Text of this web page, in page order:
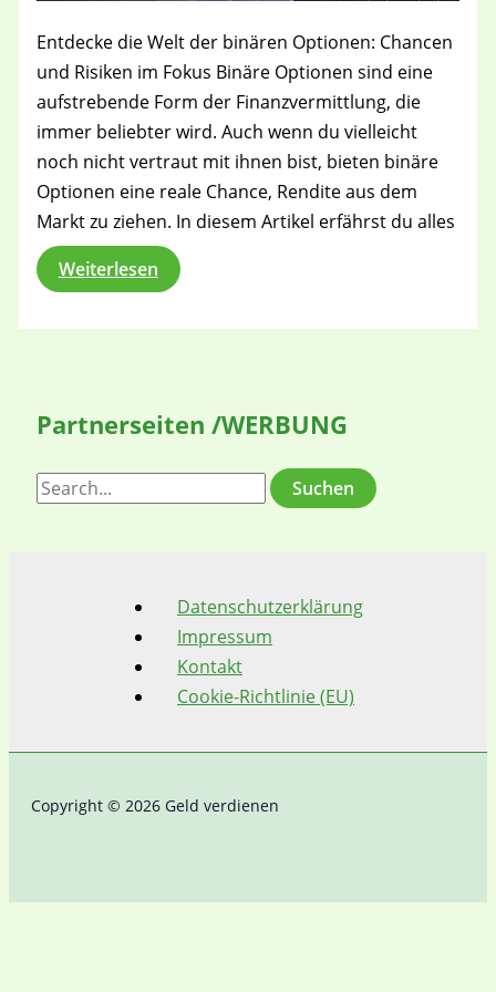
Entdecke die Welt der binären Optionen: Chancen
und Risiken im Fokus Binäre Optionen sind eine
aufstrebende Form der Finanzvermittlung, die
immer beliebter wird. Auch wenn du vielleicht
noch nicht vertraut mit ihnen bist, bieten binäre
Optionen eine reale Chance, Rendite aus dem
Markt zu ziehen. In diesem Artikel erfährst du alles
Binäre
Optionen
Weiterlesen
Partnerseiten /WERBUNG
S
h
Datenschutzerklärung
Impressum
Kontakt
Cookie-Richtlinie (EU)
Copyright © 2026 Geld verdienen